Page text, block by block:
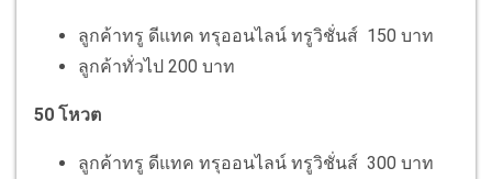
ลูกค้าทรู ดีแทค ทรุออนไลน์ ทรูวิชั่นส์ 150 บาท
ลูกค้าทั่วไป 200 บาท
50 โหวต
ลูกค้าทรู ดีแทค ทรุออนไลน์ ทรูวิชั่นส์ 300 บาท